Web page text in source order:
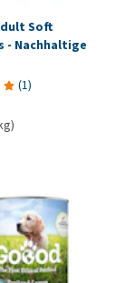
Soft
- Nachhaltige
(1)